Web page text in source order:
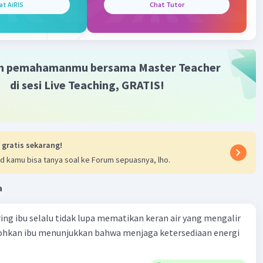
Saat Anda memulai atau menghentikan pergerakan
harus melawan inersia, yang adalah kecenderungan
Gaya yang dihasilkan oleh otot-otot Anda digunakan
pedal, mengatur keseimbangan, dan
sepeda Anda agar seimbang dan bergerak sesuai
mengontrol pedal, roda, dan tubuh Anda.
Community Level 89
13:43
AiRIS Chat Tutor
pemahamanmu bersama Master Teacher
di sesi Live Teaching, GRATIS!
gratis sekarang!
kamu bisa tanya soal ke Forum sepuasnya, lho.
ibu selalu tidak lupa mematikan keran air yang mengalir
ibu menunjukkan bahwa menjaga ketersediaan energi